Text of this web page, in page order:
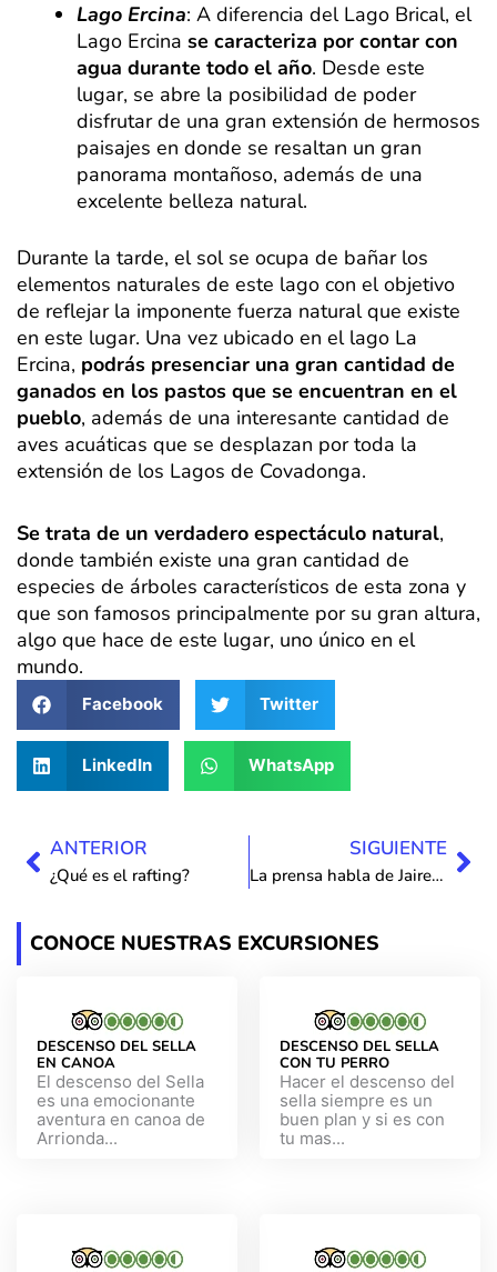
Lago Ercina: A diferencia del Lago Brical, el
Lago Ercina se caracteriza por contar con
agua durante todo el año. Desde este
lugar, se abre la posibilidad de poder
disfrutar de una gran extensión de hermosos
paisajes en donde se resaltan un gran
panorama montañoso, además de una
excelente belleza natural.
Durante la tarde, el sol se ocupa de bañar los
elementos naturales de este lago con el objetivo
de reflejar la imponente fuerza natural que existe
en este lugar. Una vez ubicado en el lago La
Ercina, podrás presenciar una gran cantidad de
ganados en los pastos que se encuentran en el
pueblo, además de una interesante cantidad de
aves acuáticas que se desplazan por toda la
extensión de los Lagos de Covadonga.
Se trata de un verdadero espectáculo natural,
donde también existe una gran cantidad de
especies de árboles característicos de esta zona y
que son famosos principalmente por su gran altura,
algo que hace de este lugar, uno único en el
mundo.
Facebook Twitter
LinkedIn WhatsApp
AntANTERIOR
¿Qué es el rafting?
SIGUIENTE
La prensa habla de Jaire Aventura
CONOCE NUESTRAS EXCURSIONES
DESCENSO DEL SELLA
EN CANOA
El descenso del Sella
es una emocionante
aventura en canoa de
Arrionda...
DESCENSO DEL SELLA
CON TU PERRO
Hacer el descenso del
sella siempre es un
buen plan y si es con
tu mas...